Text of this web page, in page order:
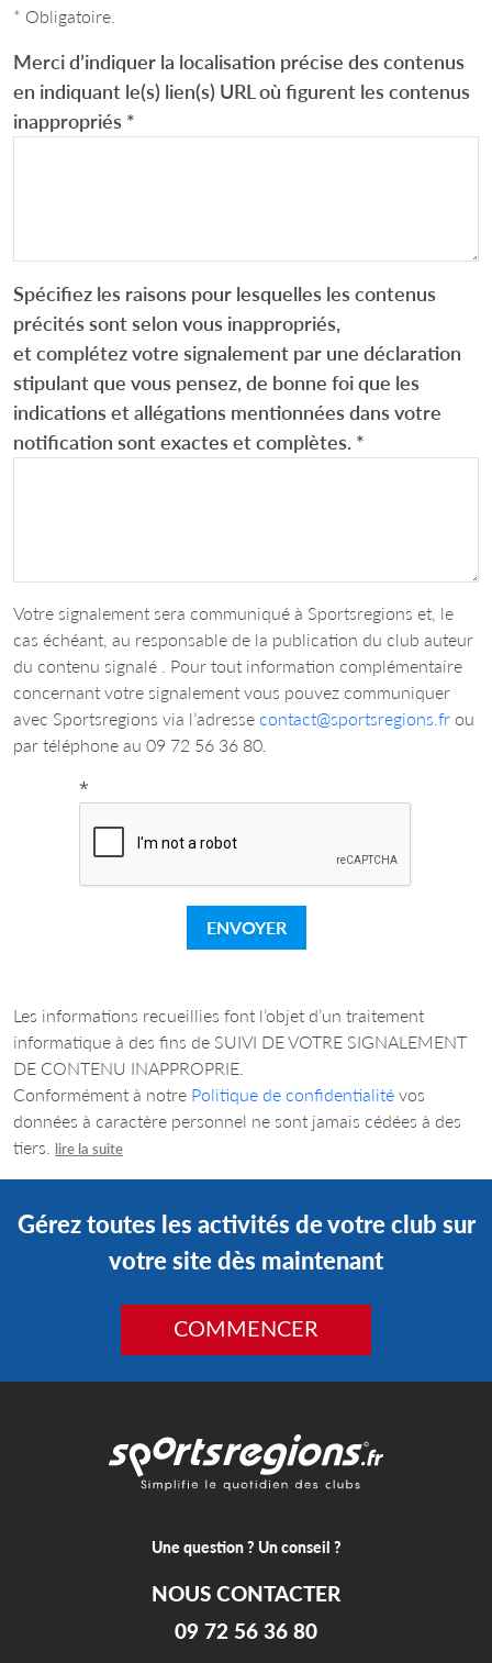
* Obligatoire.
Merci d’indiquer la localisation précise des contenus
en indiquant le(s) lien(s) URL où figurent les contenus
inappropriés *
Spécifiez les raisons pour lesquelles les contenus
précités sont selon vous inappropriés,
et complétez votre signalement par une déclaration
stipulant que vous pensez, de bonne foi que les
indications et allégations mentionnées dans votre
notification sont exactes et complètes. *
Votre signalement sera communiqué à Sportsregions et, le
cas échéant, au responsable de la publication du club auteur
du contenu signalé . Pour tout information complémentaire
concernant votre signalement vous pouvez communiquer
avec Sportsregions via l’adresse contact@sportsregions.fr ou
par téléphone au 09 72 56 36 80.
*
ENVOYER
Les informations recueillies font l’objet d’un traitement
informatique à des fins de SUIVI DE VOTRE SIGNALEMENT
DE CONTENU INAPPROPRIE.
Conformément à notre Politique de confidentialité vos
données à caractère personnel ne sont jamais cédées à des
tiers.
lire la suite
Gérez toutes les activités de votre club sur
votre site dès maintenant
COMMENCER
Une question ? Un conseil ?
NOUS CONTACTER
09 72 56 36 80